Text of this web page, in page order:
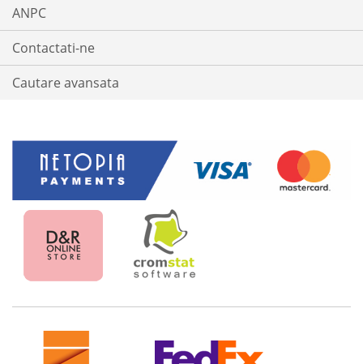
ANPC
Contactati-ne
Cautare avansata